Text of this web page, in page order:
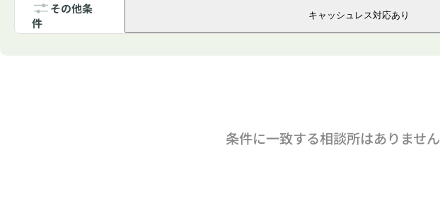
その他条
件
キャッシュレス対応あり
条件に一致する相談所はありません